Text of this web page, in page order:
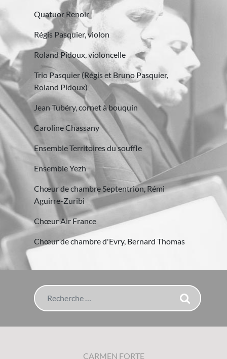
Quatuor Renoir
Régis Pasquier, violon
Roland Pidoux, violoncelle
Trio Pasquier (Régis et Bruno Pasquier,
Roland Pidoux)
Jean Tubéry, cornet à bouquin
Caroline Chassany
Ensemble Territoires du souffle
Ensemble Yezh
Chœur de chambre Septentrion, Rémi
Aguirre-Zuribi
Chœur Air France
Chœur de chambre d'Evry, Bernard Thomas
Rechercher
CARMEN FORTE